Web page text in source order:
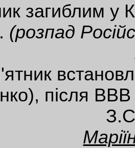
загиблим у
(розпад
після ВВВ